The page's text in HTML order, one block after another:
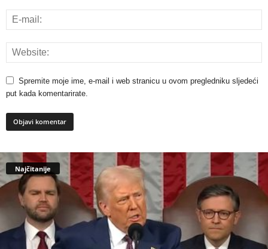
Spremite moje ime, e-mail i web stranicu u ovom pregledniku sljedeći
put kada komentarirate.
Najčitanije